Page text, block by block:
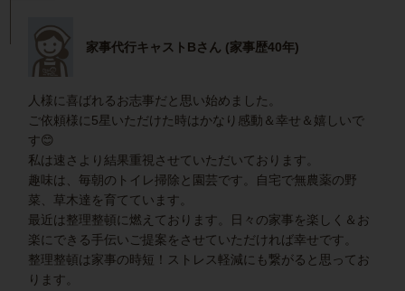
家事代行キャストBさん (家事歴40年)
人様に喜ばれるお志事だと思い始めました。
ご依頼様に5星いただけた時はかなり感動＆幸せ＆嬉しいで
す😊
私は速さより結果重視させていただいております。
趣味は、毎朝のトイレ掃除と園芸です。自宅で無農薬の野
菜、草木達を育てています。
最近は整理整頓に燃えております。日々の家事を楽しく＆お
楽にできる手伝いご提案をさせていただければ幸せです。
整理整頓は家事の時短！ストレス軽減にも繋がると思ってお
ります。